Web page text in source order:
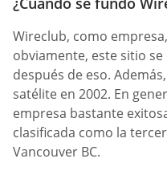
Wireclub, como
obviamente, este sitio
después de eso.
satélite en 2002. En
empresa bastante
clasificada como la
Vancouver BC.